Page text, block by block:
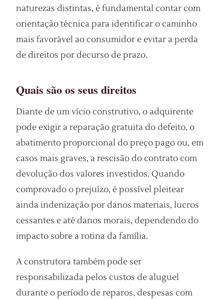
naturezas distintas, é fundamental contar com
orientação técnica para identificar o caminho
mais favorável ao consumidor e evitar a perda
de direitos por decurso de prazo.
Quais são os seus direitos
Diante de um vício construtivo, o adquirente
pode exigir a reparação gratuita do defeito, o
abatimento proporcional do preço pago ou, em
casos mais graves, a rescisão do contrato com
devolução dos valores investidos. Quando
comprovado o prejuízo, é possível pleitear
ainda indenização por danos materiais, lucros
cessantes e até danos morais, dependendo do
impacto sobre a rotina da família.
A construtora também pode ser
responsabilizada pelos custos de aluguel
durante o período de reparos, despesas com